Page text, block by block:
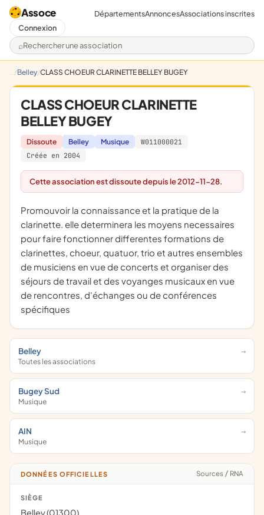
Assoce
Rechercher une association
DépartementsAnnoncesAssociations inscrites
Connexion
Belley CLASS CHOEUR CLARINETTE BELLEY BUGEY
CLASS CHOEUR CLARINETTE
BELLEY BUGEY
Dissoute Belley Musique
W011000021
Créée en 2004
Cette association est dissoute depuis le 2012-11-28.
promouvoir la connaissance et la pratique de la
clarinette. elle determinera les moyens necessaires
pour faire fonctionner differentes formations de
clarinettes, choeur, quatuor, trio et autres ensembles
de musiciens en vue de concerts et organiser des
séjours de travail et des voyanges musicaux en vue
de rencontres, d'échanges ou de conférences
spécifiques
Belley
Toutes les associations
Bugey Sud
Musique
AIN
Musique
DONNÉES OFFICIELLES Sources / RNA
SIÈGE
Belley (01300)